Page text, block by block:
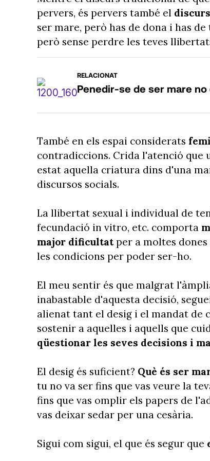
pervers, és pervers també el
ser mare, però has de dona i has
però sense perdre les teves
RELACIONAT
Penedir-se de ser mare
També en els espai considerats
contradiccions. Crida l'atenció que
estat aquella criatura dins d'una
discursos socials.
La llibertat sexual i individual de
fecundació in vitro, etc. comporta
major dificultatper a moltes
les condicions per poder ser-ho.
El meu sentir és que malgrat
inabastable d'aquesta decisió,
alienat tant el desig i el mandat de
sostenir a aquelles i aquells que
qüestionar les seves decisions i
El desig és suficient? Què és ser
tu no va ser fins que vas veure la
fins que vas omplir els papers de
vas deixar sedar per una cesària.
Sigui com sigui, el que és segur que